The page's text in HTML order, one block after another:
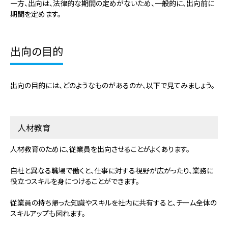
一方、出向は、法律的な期間の定めがないため、一般的に、出向前に
期間を定めます。
出向の目的
出向の目的には、どのようなものがあるのか、以下で見てみましょう。
人材教育
人材教育のために、従業員を出向させることがよくあります。
自社と異なる職場で働くと、仕事に対する視野が広がったり、業務に
役立つスキルを身につけることができます。
従業員の持ち帰った知識やスキルを社内に共有すると、チーム全体の
スキルアップも図れます。